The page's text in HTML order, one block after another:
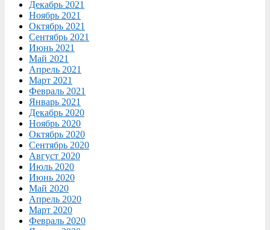
Декабрь 2021
Ноябрь 2021
Октябрь 2021
Сентябрь 2021
Июнь 2021
Май 2021
Апрель 2021
Март 2021
Февраль 2021
Январь 2021
Декабрь 2020
Ноябрь 2020
Октябрь 2020
Сентябрь 2020
Август 2020
Июль 2020
Июнь 2020
Май 2020
Апрель 2020
Март 2020
Февраль 2020